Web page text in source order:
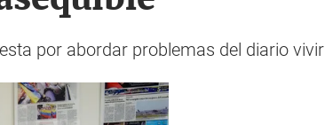
por abordar problemas del diario vivir